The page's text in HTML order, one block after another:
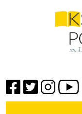
Facebook
TwitterInstagram
YouTube